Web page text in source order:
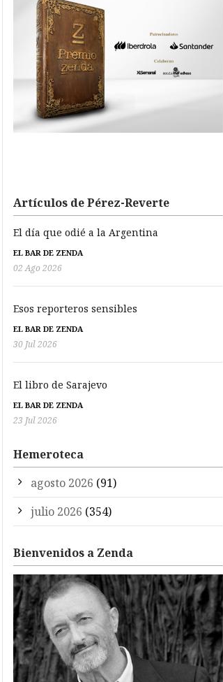
Artículos de Pérez-Reverte
El día que odié a la Argentina
EL BAR DE ZENDA
02 Ago 2026
Esos reporteros sensibles
EL BAR DE ZENDA
30 Jul 2026
El libro de Sarajevo
EL BAR DE ZENDA
23 Jul 2026
Hemeroteca
agosto 2026 (91)
julio 2026 (354)
Bienvenidos a Zenda